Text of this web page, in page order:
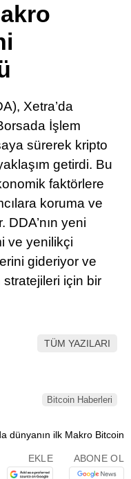
Telegram
Xetra’da
İşlem
sürerek kripto
getirdi. Bu
faktörlere
koruma ve
yeni
ve yenilikçi
gideriyor ve
stratejileri için bir
TÜM YAZILARI
Bitcoin Haberleri
EKLE ABONE OL